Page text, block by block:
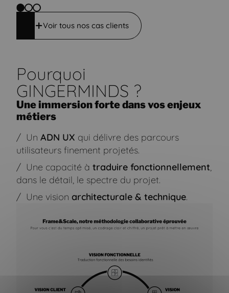
Voir tous nos cas clients
Pourquoi
GINGERMINDS ?
Une immersion forte dans vos enjeux
métiers
UnADN UX qui délivre des parcours
utilisateurs finement projetés.
Une capacité àtraduire fonctionnellement,
dans le détail, le spectre du projet.
Une visionarchitecturale & technique.